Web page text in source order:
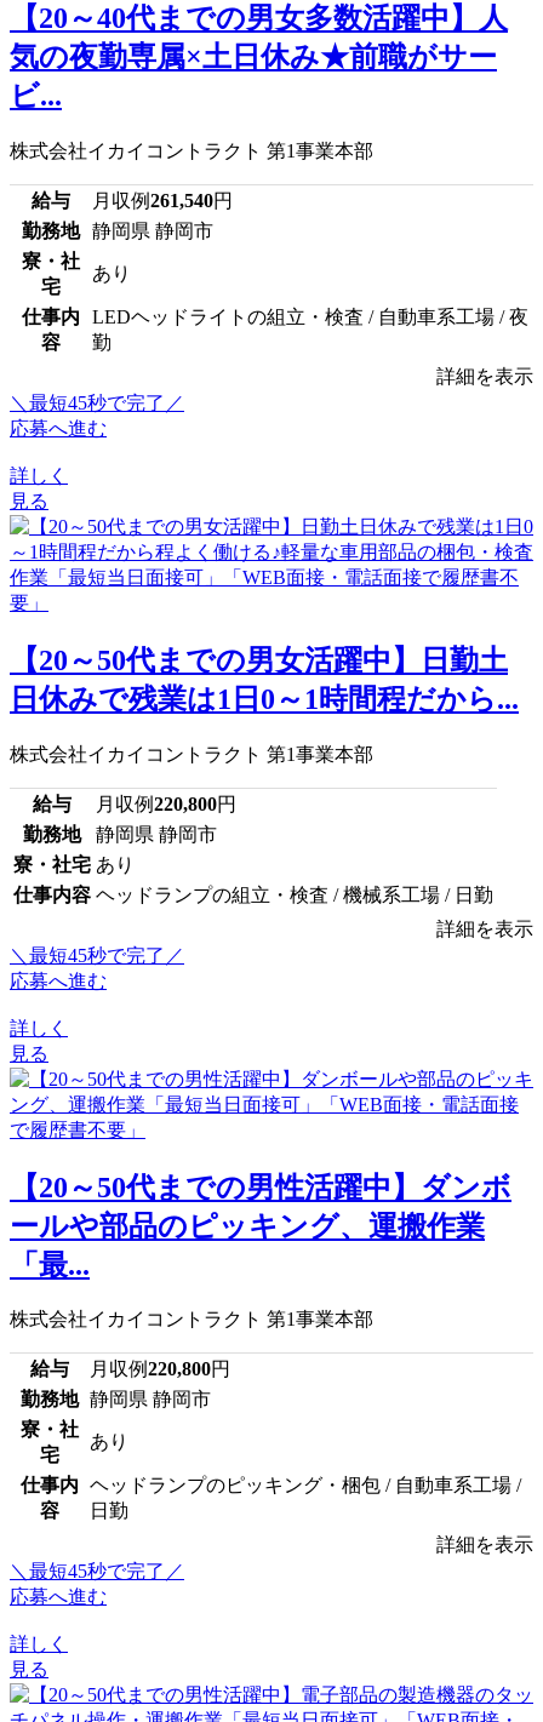
【20～40代までの男女多数活躍中】人
気の夜勤専属×土日休み★前職がサー
ビ...
株式会社イカイコントラクト 第1事業本部
給与 月収例261,540円
勤務地
静岡県 静岡市
寮・社
宅
あり
仕事内
容
LEDヘッドライトの組立・検査 / 自動車系工場 / 夜
勤
詳細を表示
＼最短45秒で完了／
応募へ進む
詳しく
見る
【20～50代までの男女活躍中】日勤土
日休みで残業は1日0～1時間程だから...
株式会社イカイコントラクト 第1事業本部
給与 月収例220,800円
勤務地
静岡県 静岡市
寮・社宅 あり
仕事内容 ヘッドランプの組立・検査 / 機械系工場 / 日勤
詳細を表示
＼最短45秒で完了／
応募へ進む
詳しく
見る
【20～50代までの男性活躍中】ダンボ
ールや部品のピッキング、運搬作業
「最...
株式会社イカイコントラクト 第1事業本部
給与 月収例220,800円
勤務地 静岡県 静岡市
寮・社
宅
あり
仕事内
容
ヘッドランプのピッキング・梱包 / 自動車系工場 /
日勤
詳細を表示
＼最短45秒で完了／
応募へ進む
詳しく
見る